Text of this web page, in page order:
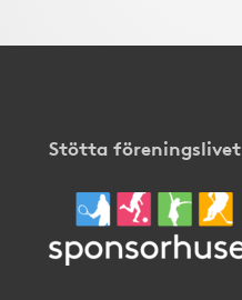
Stötta föreningslivet